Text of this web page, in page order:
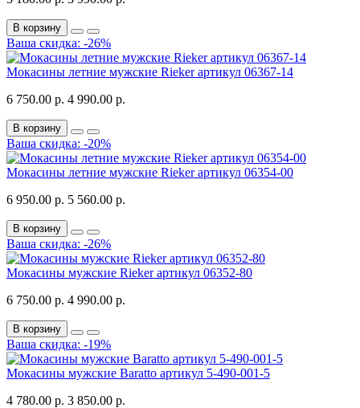
В корзину
Ваша скидка: -26%
Мокасины летние мужские Rieker артикул 06367-14
6 750.00 р. 4 990.00 р.
В корзину
Ваша скидка: -20%
Мокасины летние мужские Rieker артикул 06354-00
6 950.00 р. 5 560.00 р.
В корзину
Ваша скидка: -26%
Мокасины мужские Rieker артикул 06352-80
6 750.00 р. 4 990.00 р.
В корзину
Ваша скидка: -19%
Мокасины мужские Baratto артикул 5-490-001-5
4 780.00 р. 3 850.00 р.